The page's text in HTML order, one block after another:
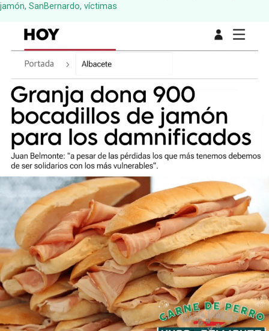
jamón, SanBernardo, víctimas